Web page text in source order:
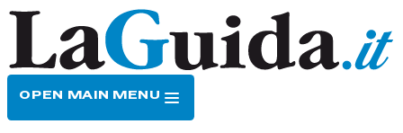
OPEN MAIN MENU